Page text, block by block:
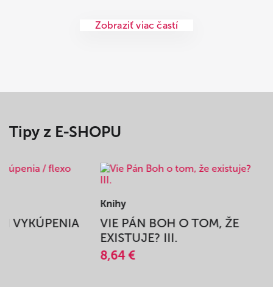
Zobraziť viac častí
Tipy z E-SHOPU
VYKÚPENIA
Knihy
VIE PÁN BOH O TOM, ŽE
EXISTUJE? III.
8,64 €